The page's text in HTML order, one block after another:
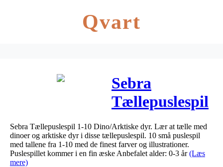
Qvart
Sebra
Tællepuslespil
1-10
Dino/Arktiske
dyr
Sebra Tællepuslespil 1-10 Dino/Arktiske dyr. Lær at tælle med
dinoer og arktiske dyr i disse tællepuslespil. 10 små puslespil
med tallene fra 1-10 med de finest farver og illustrationer.
Puslespillet kommer i en fin æske Anbefalet alder: 0-3 år(Læs
mere)